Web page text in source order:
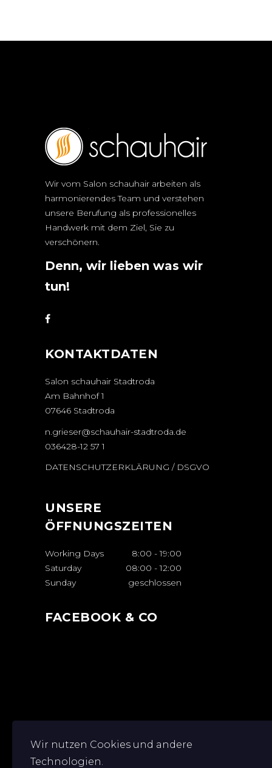
Wir vom Salon schauhair arbeiten als
harmonierendes Team und verstehen
unsere Berufung als professionelles
Handwerk mit dem Ziel, Sie zu
verschönern.
Denn, wir lieben was wir
tun!
KONTAKTDATEN
Salon schauhair Stadtroda
Am Bahnhof 1
07646 Stadtroda
n.grieser@schauhair-stadtroda.de
036428-12 57 1
DATENSCHUTZERKLÄRUNG / DSGVO
UNSERE
ÖFFNUNGSZEITEN
Working Days 8:00 - 19:00
Saturday
08:00 - 12:00
Sunday
geschlossen
FACEBOOK & CO
Wir nutzen Cookies und andere
Technologien.